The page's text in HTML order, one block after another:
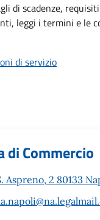
di scadenze,
leggi i termini e le
di servizio
di Commercio
Aspreno, 2 80133